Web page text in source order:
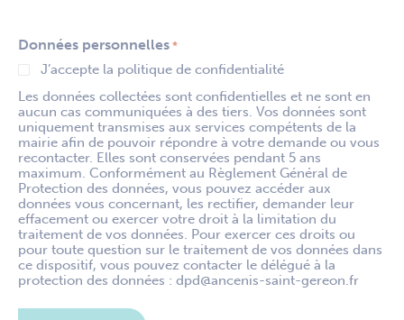
Données personnelles *
J’accepte la politique de confidentialité
Les données collectées sont confidentielles et ne sont en
aucun cas communiquées à des tiers. Vos données sont
uniquement transmises aux services compétents de la
mairie afin de pouvoir répondre à votre demande ou vous
recontacter. Elles sont conservées pendant 5 ans
maximum. Conformément au Règlement Général de
Protection des données, vous pouvez accéder aux
données vous concernant, les rectifier, demander leur
effacement ou exercer votre droit à la limitation du
traitement de vos données. Pour exercer ces droits ou
pour toute question sur le traitement de vos données dans
ce dispositif, vous pouvez contacter le délégué à la
protection des données : dpd@ancenis-saint-gereon.fr